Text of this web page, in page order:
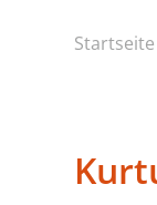
Startseite